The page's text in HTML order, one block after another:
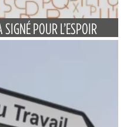
POUR L’ESPOIR